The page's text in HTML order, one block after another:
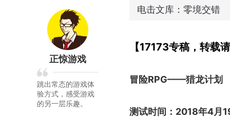
正惊游戏
跳出常态的游戏体
验方式，感受游戏
的另一层乐趣。
电击文库：零境交错
【17173专稿，转载
冒险RPG——猎龙计划
测试时间：2018年4月